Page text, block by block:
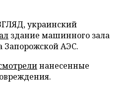
украинский
здание машинного зала
Запорожской АЭС.
нанесенные